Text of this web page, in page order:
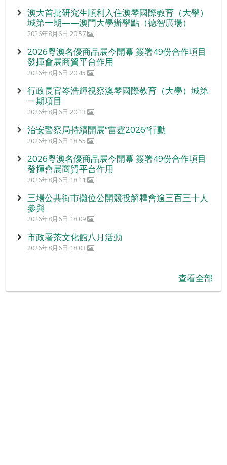
澳大首批研究生順利入住澳琴國際教育（大學）
城第一期——澳門大學辦學點（德智廣場）
2026年8月6日 20:57
2026粵澳名優商品展今開幕 簽署49份合作項目
發揮會展商貿平台作用
2026年8月6日 20:45
行政長官岑浩輝視察澳琴國際教育（大學）城第
一期項目
2026年8月6日 20:13
治安警察局持續開展“雷霆2026”行動
2026年8月6日 18:55
2026粵澳名優商品展今開幕 簽署49份合作項目
發揮會展商貿平台作用
2026年8月6日 18:11
三場公共街市攤位公開競投解釋會逾三百三十人
參與
2026年8月6日 18:09
市政署茶文化館八月活動
2026年8月6日 18:03
查看全部